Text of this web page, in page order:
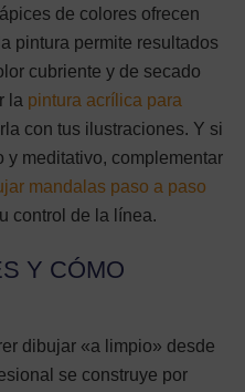
de colores ofrecen
pintura permite resultados
cubriente y de secado
la pintura acrílica para
con tus ilustraciones. Y si
y meditativo, complementar
mandalas paso a paso
control de la línea.
Y CÓMO
dibujar «a limpio» desde
se construye por